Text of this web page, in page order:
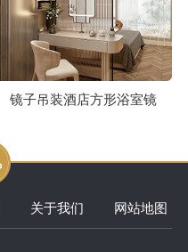
镜子吊装酒店方形浴室镜
关于我们 网站地图